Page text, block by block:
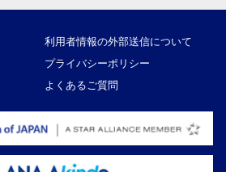
利用者情報の外部送信について
プライバシーポリシー
よくあるご質問